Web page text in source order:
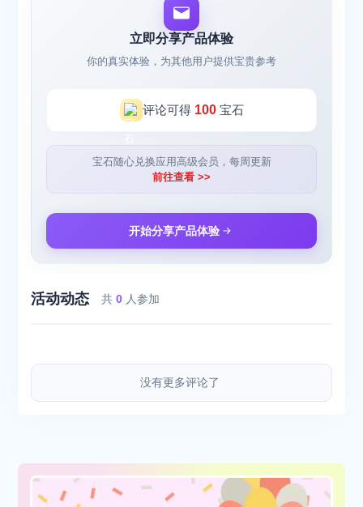
立即分享产品体验
你的真实体验，为其他用户提供宝贵参考
评论可得 100宝石
宝石随心兑换应用高级会员，每周更新
前往查看 >>
开始分享产品体验
活动动态 共0 人参加
没有更多评论了